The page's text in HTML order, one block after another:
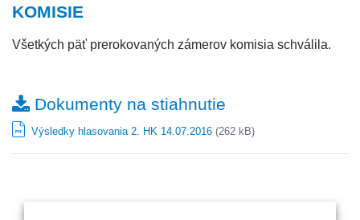
KOMISIE
Všetkých päť prerokovaných zámerov komisia schválila.
Dokumenty na stiahnutie
Výsledky hlasovania 2. HK 14.07.2016 (262 kB)